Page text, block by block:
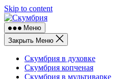
Skip to content
Меню
Закрыть Меню
Скумбрия в духовке
Скумбрия копченая
Скумбрия в мультиварке